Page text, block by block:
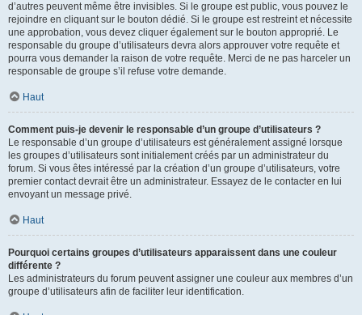
d’autres peuvent même être invisibles. Si le groupe est public, vous pouvez le
rejoindre en cliquant sur le bouton dédié. Si le groupe est restreint et nécessite
une approbation, vous devez cliquer également sur le bouton approprié. Le
responsable du groupe d’utilisateurs devra alors approuver votre requête et
pourra vous demander la raison de votre requête. Merci de ne pas harceler un
responsable de groupe s’il refuse votre demande.
Haut
Comment puis-je devenir le responsable d’un groupe d’utilisateurs ?
Le responsable d’un groupe d’utilisateurs est généralement assigné lorsque
les groupes d’utilisateurs sont initialement créés par un administrateur du
forum. Si vous êtes intéressé par la création d’un groupe d’utilisateurs, votre
premier contact devrait être un administrateur. Essayez de le contacter en lui
envoyant un message privé.
Haut
Pourquoi certains groupes d’utilisateurs apparaissent dans une couleur
différente ?
Les administrateurs du forum peuvent assigner une couleur aux membres d’un
groupe d’utilisateurs afin de faciliter leur identification.